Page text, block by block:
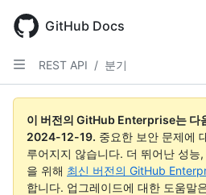
main
content
GitHub Docs
REST API / 분기
이 버전의 GitHub Enterprise는 다
2024-12-19. 중요한 보안 문제에
루어지지 않습니다. 더 뛰어난 성능
을 위해 최신 버전의 GitHub
합니다. 업그레이드에 대한 도움말